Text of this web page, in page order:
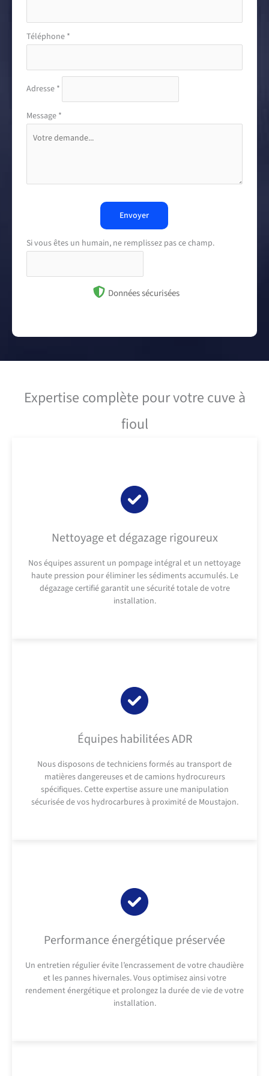
Téléphone *
Adresse *
Message *
Envoyer
Si vous êtes un humain, ne remplissez pas ce champ.
Données sécurisées
Expertise complète pour votre cuve à
fioul
Nettoyage et dégazage rigoureux
Nos équipes assurent un pompage intégral et un nettoyage
haute pression pour éliminer les sédiments accumulés. Le
dégazage certifié garantit une sécurité totale de votre
installation.
Équipes habilitées ADR
Nous disposons de techniciens formés au transport de
matières dangereuses et de camions hydrocureurs
spécifiques. Cette expertise assure une manipulation
sécurisée de vos hydrocarbures à proximité de Moustajon.
Performance énergétique préservée
Un entretien régulier évite l’encrassement de votre chaudière
et les pannes hivernales. Vous optimisez ainsi votre
rendement énergétique et prolongez la durée de vie de votre
installation.